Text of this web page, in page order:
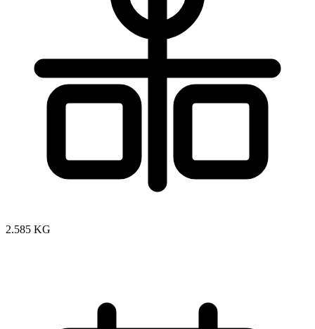
2.585 KG